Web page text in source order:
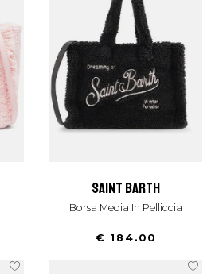
saint barth
Borsa Media In Pelliccia
€ 184.00